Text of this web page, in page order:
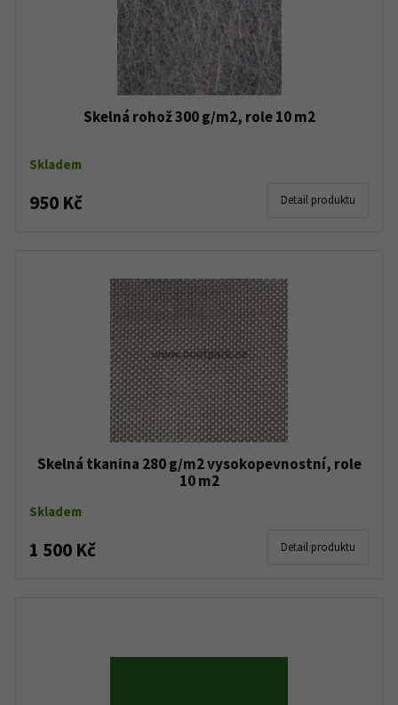
Skelná rohož 300 g/m2, role 10 m2
Skladem
950 Kč Detail produktu
Skelná tkanina 280 g/m2 vysokopevnostní, role
10 m2
Skladem
1 500 Kč Detail produktu